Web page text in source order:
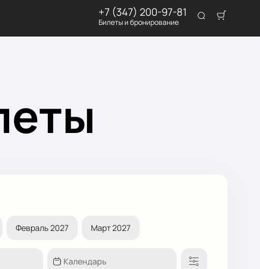
+7 (347) 200-97-81
Билеты и бронирование
Февраль 2027 Март 2027